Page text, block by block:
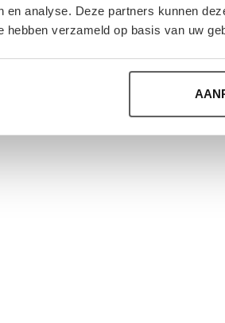
en analyse. Deze partners kunnen
hebben verzameld op basis van uw